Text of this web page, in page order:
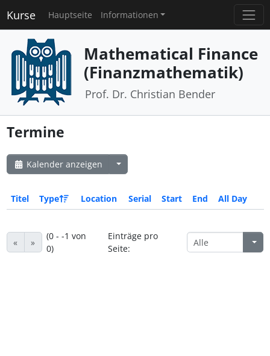
Kurse Hauptseite Informationen
Mathematical Finance
(Finanzmathematik)
Prof. Dr. Christian Bender
Termine
Kalender anzeigen
Titel Type Location Serial Start End All Day
« »
(0 - -1 von
0)
Einträge pro
Seite: